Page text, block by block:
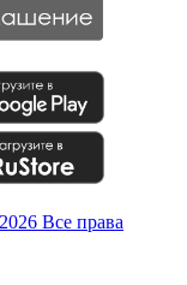
Все права